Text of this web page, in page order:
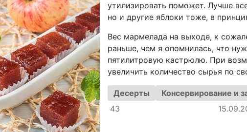
утилизировать поможет. Лучше
но и другие яблоки тоже, в
Вес мармелада на выходе, к
раньше, чем я опомнилась, что
пятилитровую кастрюлю. При
увеличить количество сырья по
Десерты Консервирование и
43